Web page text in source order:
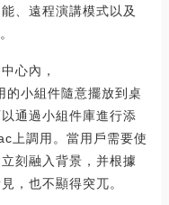
、遠程演講模式以及
心內，
小組件隨意擺放到桌
通過小組件庫進行添
上調用。當用戶需要使
刻融入背景，并根據
，也不顯得突兀。